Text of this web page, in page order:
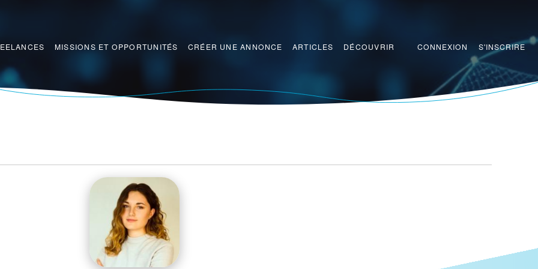
MISSIONS ET OPPORTUNITÉS CRÉER UNE ANNONCE ARTICLES DÉCOUVRIR CONNEXION S'INSCRIRE